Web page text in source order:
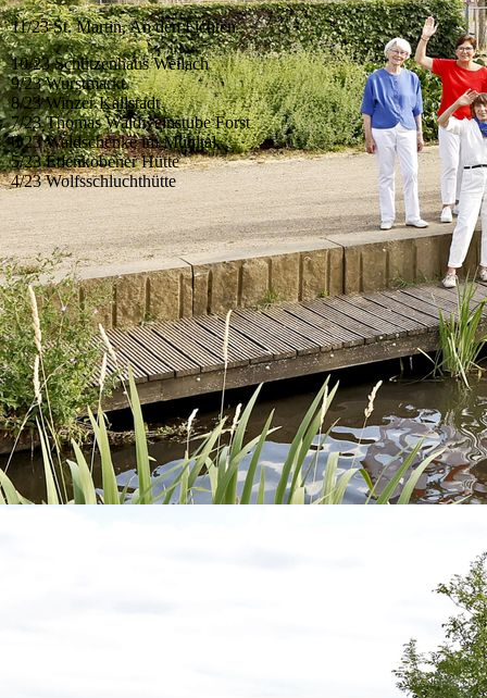
11/23 St. Martin, An den Fichten
10/23 Schützenhaus Weilach
9/23 Wurstmarkt
8/23 Winzer Kallstadt
7/23 Thomas Waldweinstube Forst
6/23 Waldschenke im Mühltal
5/23 Edenkobener Hütte
4/23 Wolfsschluchthütte